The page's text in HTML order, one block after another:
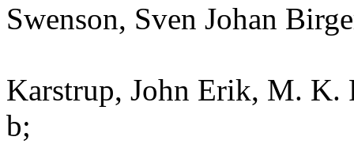
Swenson, Sven Johan
Karstrup, John Erik, M. K.
b;